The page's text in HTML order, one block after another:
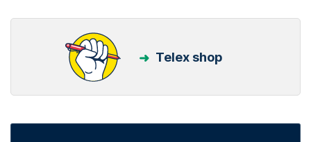
Telex shop